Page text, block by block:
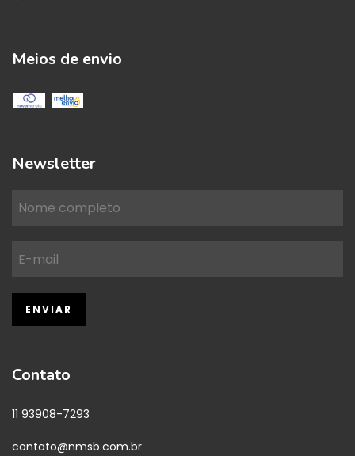
Meios de envio
Newsletter
Contato
11 93908-7293
contato@nmsb.com.br